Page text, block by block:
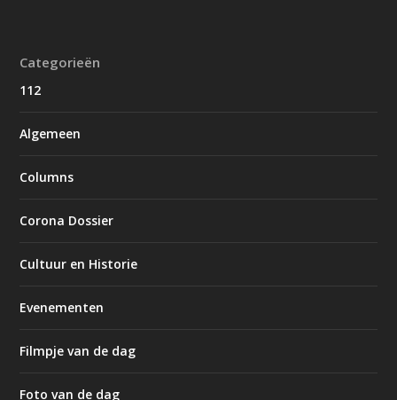
Categorieën
112
Algemeen
Columns
Corona Dossier
Cultuur en Historie
Evenementen
Filmpje van de dag
Foto van de dag